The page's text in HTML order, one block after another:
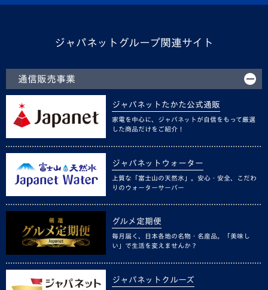
ジャパネットグループ関連サイト
通信販売事業
ジャパネットたかた公式通販
家電を中心に、ジャパネットが自信をもって厳選
した商品だけをご紹介！
ジャパネットウォーター
上質な「富士山の天然水」。安心・安全、こだわ
りのウォーターサーバー
グルメ定期便
毎月届く、日本各地の名物・名産品。「美味し
い」で生活を変えませんか？
ジャパネットクルーズ